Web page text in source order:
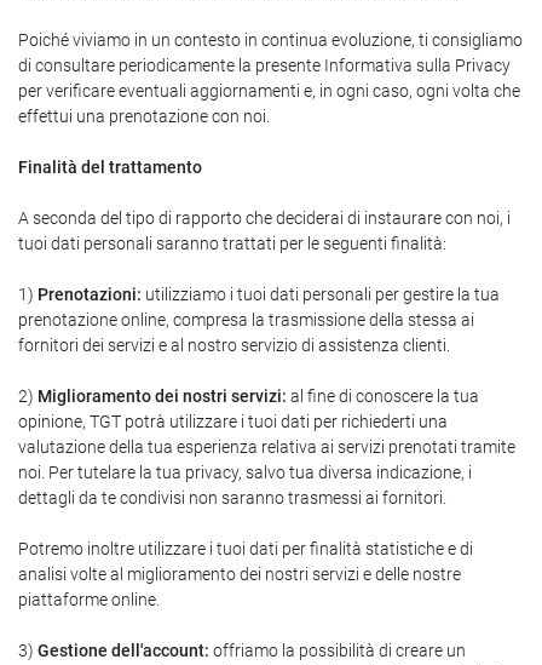
Poiché viviamo in un contesto in continua evoluzione, ti consigliamo
di consultare periodicamente la presente Informativa sulla Privacy
per verificare eventuali aggiornamenti e, in ogni caso, ogni volta che
effettui una prenotazione con noi.
Finalità del trattamento
A seconda del tipo di rapporto che deciderai di instaurare con noi, i
tuoi dati personali saranno trattati per le seguenti finalità:
1) Prenotazioni: utilizziamo i tuoi dati personali per gestire la tua
prenotazione online, compresa la trasmissione della stessa ai
fornitori dei servizi e al nostro servizio di assistenza clienti.
2) Miglioramento dei nostri servizi: al fine di conoscere la tua
opinione, TGT potrà utilizzare i tuoi dati per richiederti una
valutazione della tua esperienza relativa ai servizi prenotati tramite
noi. Per tutelare la tua privacy, salvo tua diversa indicazione, i
dettagli da te condivisi non saranno trasmessi ai fornitori.
Potremo inoltre utilizzare i tuoi dati per finalità statistiche e di
analisi volte al miglioramento dei nostri servizi e delle nostre
piattaforme online.
3) Gestione dell'account: offriamo la possibilità di creare un